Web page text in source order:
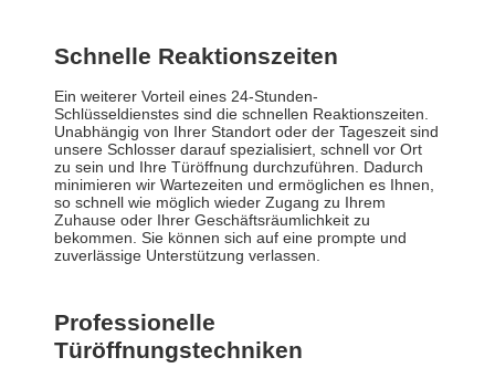
Schnelle Reaktionszeiten
Ein weiterer Vorteil eines 24-Stunden-
Schlüsseldienstes sind die schnellen Reaktionszeiten.
Unabhängig von Ihrer Standort oder der Tageszeit sind
unsere Schlosser darauf spezialisiert, schnell vor Ort
zu sein und Ihre Türöffnung durchzuführen. Dadurch
minimieren wir Wartezeiten und ermöglichen es Ihnen,
so schnell wie möglich wieder Zugang zu Ihrem
Zuhause oder Ihrer Geschäftsräumlichkeit zu
bekommen. Sie können sich auf eine prompte und
zuverlässige Unterstützung verlassen.
Professionelle
Türöffnungstechniken